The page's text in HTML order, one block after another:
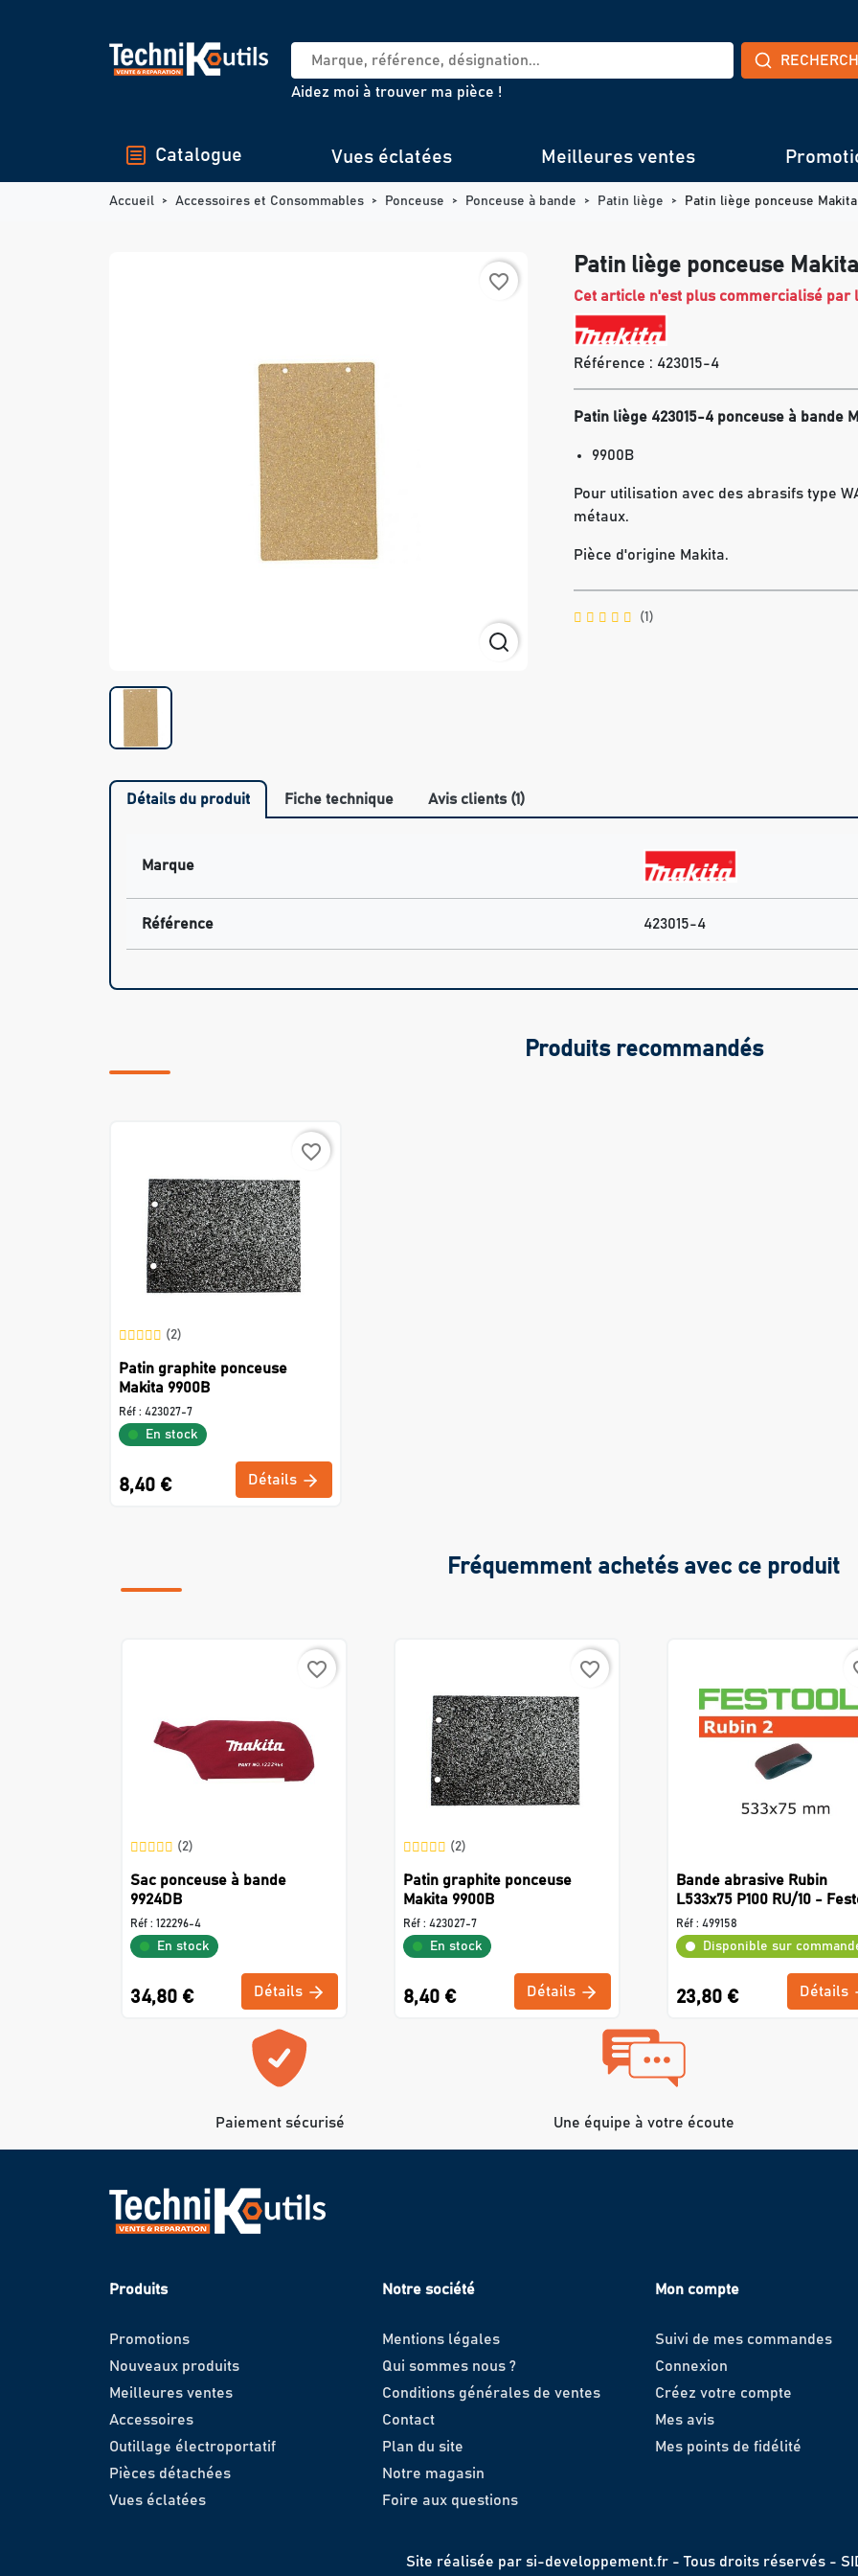
Aidez moi à trouver ma pièce !
Catalogue Vues éclatées Meilleures ventes
Accueil Accessoires et Consommables Ponceuse Ponceuse à bande Patin liège Patin liège ponceuse
favorite_border
Patin liège ponceuse
Cet article n'est plus commercialisé par
Référence : 423015-4
Patin liège 423015-4 ponceuse à bande
9900B
Pour utilisation avec des abrasifs type
métaux.
Pièce d'origine Makita.
(1)
Détails du produit Fiche technique Avis clients (1)
Marque
Référence 423015-4
Produits recommandés
favorite_border
(2)
Patin graphite ponceuse
Makita 9900B
Réf : 423027-7
En stock
8,40 € Détails
Fréquemment achetés avec ce produit
favorite_border
(2)
Sac ponceuse à bande
9924DB
Réf : 122296-4
En stock
34,80 € Détails
favorite_border
(2)
Patin graphite ponceuse
Makita 9900B
Réf : 423027-7
En stock
8,40 € Détails
Bande abrasive Rubin
L533x75 P100 RU/10 -
Réf : 499158
Disponible sur
23,80 € Détails
Paiement sécurisé Une équipe à votre écoute
Produits
Promotions
Nouveaux produits
Meilleures ventes
Accessoires
Outillage électroportatif
Pièces détachées
Vues éclatées
Notre société
Mentions légales
Qui sommes nous ?
Conditions générales de ventes
Contact
Plan du site
Notre magasin
Foire aux questions
Mon compte
Suivi de mes commandes
Connexion
Créez votre compte
Mes avis
Mes points de fidélité
Site réalisée par si-developpement.fr - Tous droits réservés -